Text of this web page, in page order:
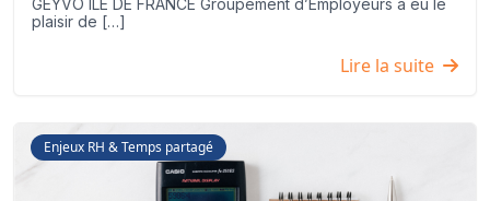
GEYVO ILE DE FRANCE Groupement d’Employeurs a eu le
plaisir de […]
Lire la suite
Enjeux RH & Temps partagé